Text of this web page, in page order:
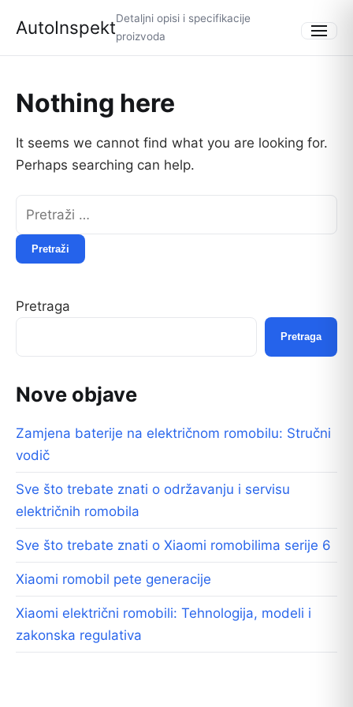
AutoInspektDetaljni opisi i specifikacije
proizvoda
Menu
Nothing here
It seems we cannot find what you are looking for.
Perhaps searching can help.
Pretraga
Pretraga
Nove objave
Zamjena baterije na električnom romobilu: Stručni
vodič
Sve što trebate znati o održavanju i servisu
električnih romobila
Sve što trebate znati o Xiaomi romobilima serije 6
Xiaomi romobil pete generacije
Xiaomi električni romobili: Tehnologija, modeli i
zakonska regulativa